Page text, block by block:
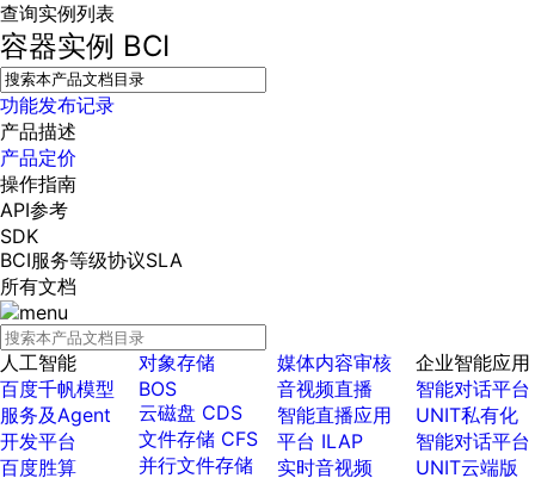
精选
活动
云服务
器品类
特惠
云服务
器2核
39元/年
免费试
用体验
馆
注册并
完成实
名认
证，立
新手
专享
新客限
企业专
包至高
6000元
推荐
首购275
元，多
买多省
建站特
惠
百度千帆
文心大模型
结构创新和超高上下文效率、Agent 能力得到专项优化
多模态基础大模型，去幻觉、逻辑推理和代码能力明显增强
ERNIE X1 Turbo
具备更长的思维链，更强的深度思考能力
ERNIE X1.1
在事实性、指令遵循、智能体等能力上均有显著提升
端到端语音语言大模型
基于Cross-Attention跨模态语音大模型，体验超拟人对话
音色具备更高的自然度、丰富的情感表达等特点
kimi-k2.6
精选推荐
人工智能
百度千帆
智能体
图像技术
人脸与人体 语言与知识
云计算
计算
网络
大数据 容器
安全 CDN与边缘
配备GPU的云端服务器，计算密集型应用专享 视觉+多模态大模型，万物精准识别
智能文档分析
文心大模型驱动，一站式文档处理
全球领先的可商用自我演化超级智能体
Hogee
企业一站式AI营销应用
精选推荐
行业解决方案
通用解决方案
解决方案实践
价格计算
器
自由搭配产品组合，轻松预估成本
文档
百度千帆·大模型服务及Agent开发平台
百度伐谋
客悦
数字员工-组件开放平台
云服务器BCC
语音识别
人脸识别
文字识别
千帆AI应用开发者中心
最佳实践
关于合作伙伴
我们的伙伴体系
查询合作伙伴
优秀伙伴展示
精品案例展示
AI原生应用商店
特惠榜单
营销服务
行业智能
代理销售伙伴
安全服务
企业应用
基础服务
自助工具
智能助手
7 × 24 小时在线提供服务
市场活动
2026 百度AI开发者大会
开启「万物一体」新纪元
文心 Moment 大会
文心大模型 5.0 正式版上线
查询实例列表
容器实例 BCI
功能发布记录
产品描述
产品定价
操作指南
API参考
SDK
BCI服务等级协议SLA
所有文档
人工智能
百度千帆模型
服务及Agent
开发平台
百度胜算
对象存储
BOS
云磁盘 CDS
文件存储 CFS
并行文件存储
媒体内容审核
音视频直播
智能直播应用
平台 ILAP
实时音视频
企业智能应用
智能对话平台
UNIT私有化
智能对话平台
UNIT云端版